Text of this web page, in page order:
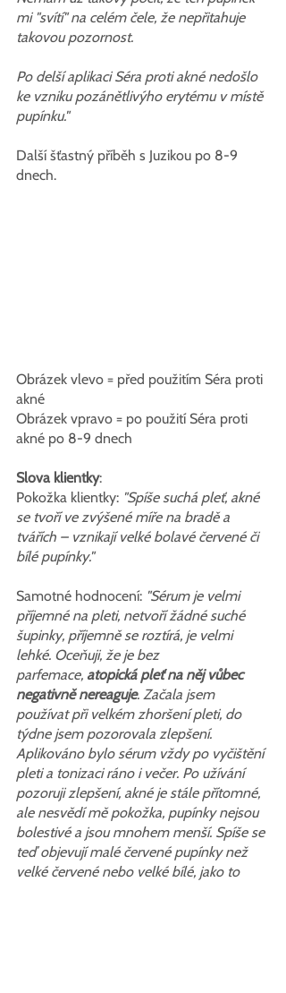
mi "svítí" na celém čele, že nepřitahuje
takovou pozornost.
Po delší aplikaci Séra proti akné nedošlo
ke vzniku pozánětlivýho erytému v místě
pupínku."
Další šťastný příběh s Juzikou po 8-9
dnech.
Obrázek vlevo = před použitím Séra proti
akné
Obrázek vpravo = po použití Séra proti
akné po 8-9 dnech
Slova klientky:
Pokožka klientky: "Spíše suchá pleť, akné
se tvoří ve zvýšené míře na bradě a
tvářích – vznikají velké bolavé červené či
bílé pupínky."
Samotné hodnocení: "Sérum je velmi
příjemné na pleti, netvoří žádné suché
šupinky, příjemně se roztírá, je velmi
lehké. Oceňuji, že je bez
parfemace, atopická pleť na něj vůbec
negativně nereaguje. Začala jsem
používat při velkém zhoršení pleti, do
týdne jsem pozorovala zlepšení.
Aplikováno bylo sérum vždy po vyčištění
pleti a tonizaci ráno i večer. Po užívání
pozoruji zlepšení, akné je stále přítomné,
ale nesvědí mě pokožka, pupínky nejsou
bolestivé a jsou mnohem menší. Spíše se
teď objevují malé červené pupínky než
velké červené nebo velké bílé, jako to